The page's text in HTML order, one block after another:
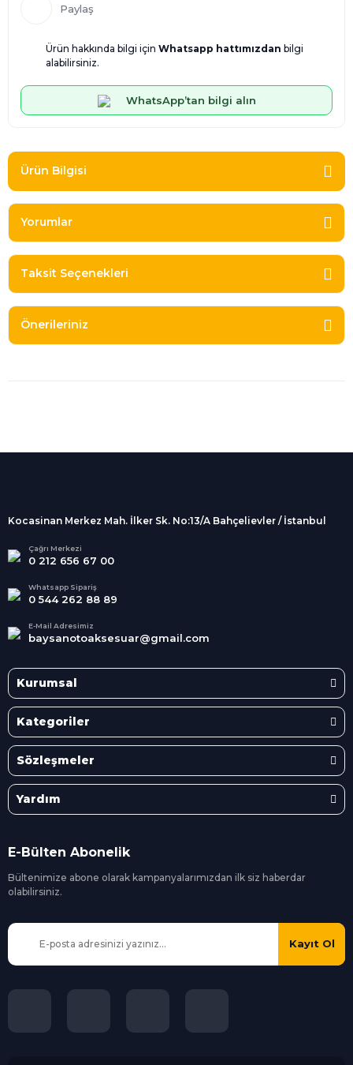
Paylaş
Ürün hakkında bilgi için Whatsapp hattımızdan bilgi
alabilirsiniz.
WhatsApp’tan bilgi alın
Ürün Bilgisi
Yorumlar
Taksit Seçenekleri
Önerileriniz
Alışveriş
kargolanmaktadır.
Tüm Kredi Kartlarına taksit
seçenekleri
Kocasinan Merkez Mah. İlker Sk. No:13/A Bahçelievler / İstanbul
Çağrı Merkezi
0 212 656 67 00
Whatsapp Sipariş
0 544 262 88 89
E-Mail Adresimiz
baysanotoaksesuar@gmail.com
Kurumsal
Kategoriler
Sözleşmeler
Yardım
E-Bülten Abonelik
Bültenimize abone olarak kampanyalarımızdan ilk siz haberdar
olabilirsiniz.
Kayıt Ol